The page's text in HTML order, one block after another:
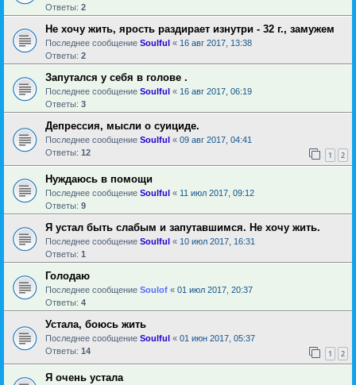
Ответы: 2
Не хочу жить, ярость раздирает изнутри - 32 г., замужем
Последнее сообщение Soulful « 16 авг 2017, 13:38
Ответы: 2
Запутался у себя в голове .
Последнее сообщение Soulful « 16 авг 2017, 06:19
Ответы: 3
Депрессия, мысли о суициде.
Последнее сообщение Soulful « 09 авг 2017, 04:41
Ответы: 12 1 2
Нуждаюсь в помощи
Последнее сообщение Soulful « 11 июл 2017, 09:12
Ответы: 9
Я устал быть слабым и запутавшимся. Не хочу жить.
Последнее сообщение Soulful « 10 июл 2017, 16:31
Ответы: 1
Голодаю
Последнее сообщение Soulof « 01 июл 2017, 20:37
Ответы: 4
Устала, боюсь жить
Последнее сообщение Soulful « 01 июн 2017, 05:37
Ответы: 14 1 2
Я очень устала